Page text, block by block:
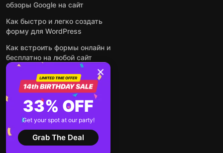
обзоры Google на сайт
Как быстро и легко создать
форму для WordPress
Как встроить формы онлайн и
бесплатно на любой сайт
Как встроить ленту Instagram
на сайт
Как добавить чат-бота на
основе искусственного
интеллекта на свой сайт
Посмотреть все посты
33% OFF
Get your spot at our party!
Grab The Deal